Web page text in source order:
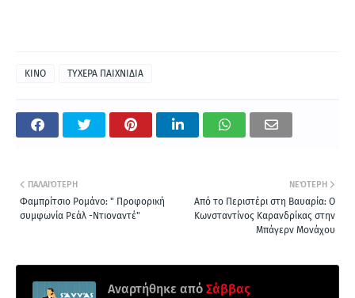
ΚΙΝΟ ΤΥΧΕΡΑ ΠΑΙΧΝΙΔΙΑ
ΝΕΌΤΕΡΗ
Από το Περιστέρι στη Βαυαρία: O
Κωνσταντίνος Καρανδρίκας στην
Μπάγερν Μονάχου
ΠΑΛΑΙΌΤΕΡΗ
Φαμπρίτσιο Ρομάνο: " Προφορική
συμφωνία Ρεάλ -Ντιοναντέ"
Αναρτήθηκε από Σάββας